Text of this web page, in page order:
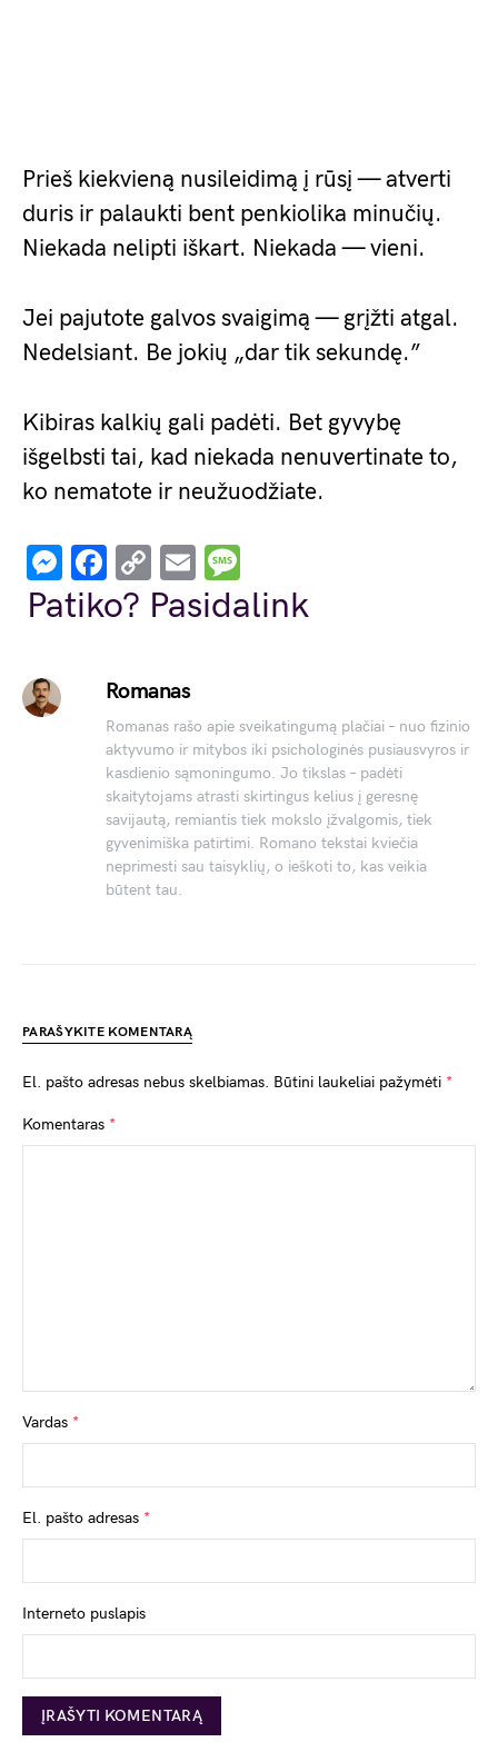
Prieš kiekvieną nusileidimą į rūsį — atverti
duris ir palaukti bent penkiolika minučių.
Niekada nelipti iškart. Niekada — vieni.
Jei pajutote galvos svaigimą — grįžti atgal.
Nedelsiant. Be jokių „dar tik sekundę.”
Kibiras kalkių gali padėti. Bet gyvybę
išgelbsti tai, kad niekada nenuvertinate to,
ko nematote ir neužuodžiate.
Messenger
Facebook
Copy
Link
Email
Patiko? Pasidalink
Romanas
Romanas rašo apie sveikatingumą plačiai – nuo fizinio
aktyvumo ir mitybos iki psichologinės pusiausvyros ir
kasdienio sąmoningumo. Jo tikslas – padėti
skaitytojams atrasti skirtingus kelius į geresnę
savijautą, remiantis tiek mokslo įžvalgomis, tiek
gyvenimiška patirtimi. Romano tekstai kviečia
neprimesti sau taisyklių, o ieškoti to, kas veikia
būtent tau.
PARAŠYKITE KOMENTARĄ
El. pašto adresas nebus skelbiamas. Būtini laukeliai pažymėti *
Komentaras *
Vardas *
El. pašto adresas *
Interneto puslapis